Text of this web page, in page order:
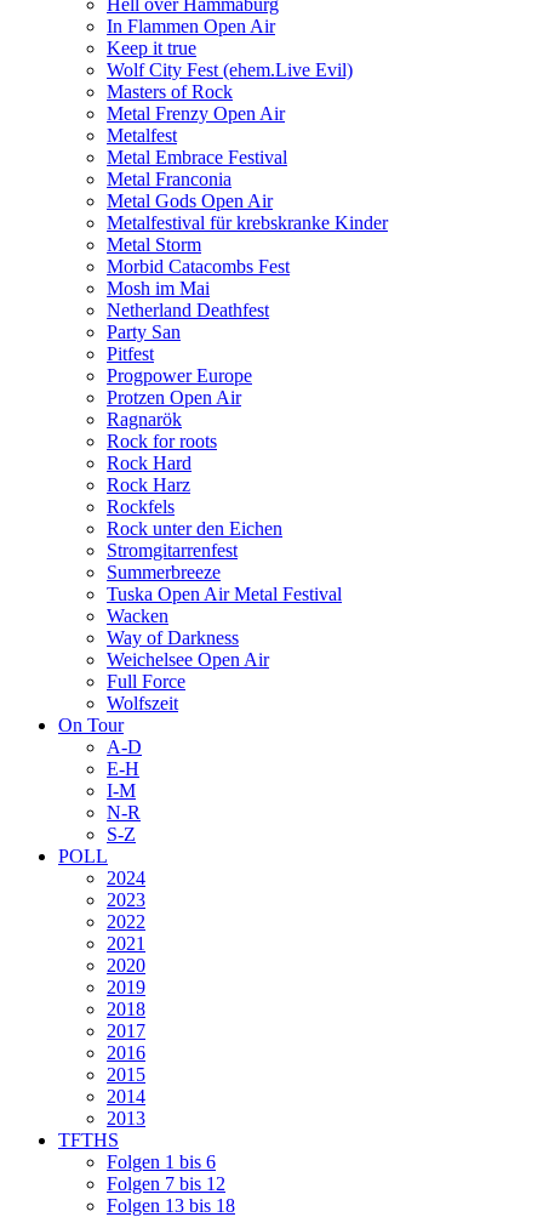
Hell over Hammaburg
In Flammen Open Air
Keep it true
Wolf City Fest (ehem.Live Evil)
Masters of Rock
Metal Frenzy Open Air
Metalfest
Metal Embrace Festival
Metal Franconia
Metal Gods Open Air
Metalfestival für krebskranke Kinder
Metal Storm
Morbid Catacombs Fest
Mosh im Mai
Netherland Deathfest
Party San
Pitfest
Progpower Europe
Protzen Open Air
Ragnarök
Rock for roots
Rock Hard
Rock Harz
Rockfels
Rock unter den Eichen
Stromgitarrenfest
Summerbreeze
Tuska Open Air Metal Festival
Wacken
Way of Darkness
Weichelsee Open Air
Full Force
Wolfszeit
On Tour
A-D
E-H
I-M
N-R
S-Z
POLL
2024
2023
2022
2021
2020
2019
2018
2017
2016
2015
2014
2013
TFTHS
Folgen 1 bis 6
Folgen 7 bis 12
Folgen 13 bis 18